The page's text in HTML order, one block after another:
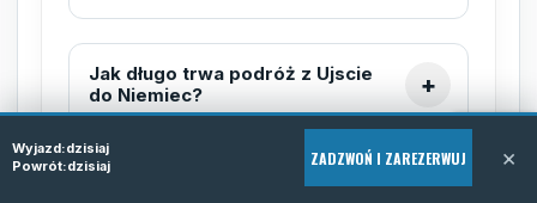
Jak długo trwa podróż z Ujscie
do Niemiec?
Czy można zmienić rezerwację
Wyjazd:dzisiaj
Powrót:dzisiaj ZADZWOŃ I ZAREZERWUJ ×